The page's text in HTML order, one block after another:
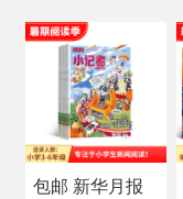
包邮 新华月报